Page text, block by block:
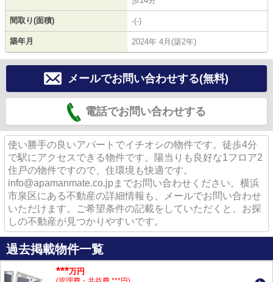
間取り(面積) -(-)
築年月 2024年 4月(築2年)
メールでお問い合わせする(無料)
電話でお問い合わせする
使い勝手の良いアパートでイチオシの物件です。徒歩4分
で駅にアクセスできる物件です。陽当りも良好な1フロア2
住戸の物件ですので、住環境も快適です。
info@apamanmate.co.jpまでお問い合わせください。横浜
市泉区にある不動産の詳細情報も、メールでお問い合わせ
いただけます。ご希望条件の記載をしていただくと、お探
しの不動産が見つかりやすいです。
過去掲載物件一覧
***万円